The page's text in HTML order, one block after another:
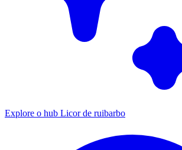
Explore o hub Licor de ruibarbo